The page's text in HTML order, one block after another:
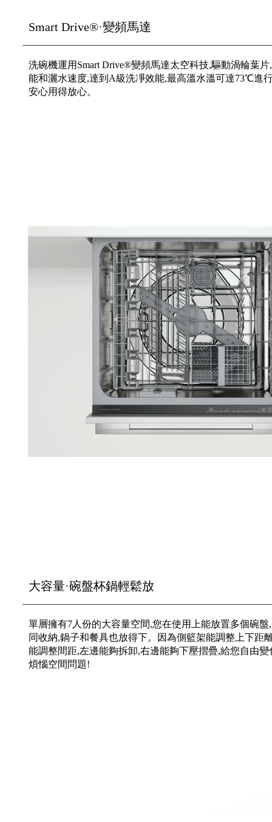
Smart Drive®·變頻馬達
洗碗機運用Smart Drive®變頻馬達太空科技,驅動渦輪葉
能和灑水速度,達到A級洗凈效能,最高溫水溫可達73℃進
安心用得放心。
大容量·碗盤杯鍋輕鬆放
單層擁有7人份的大容量空間,您在使用上能放置多個碗
同收納,鍋子和餐具也放得下。因為側籃架能調整上下距
能調整間距,左邊能夠拆卸,右邊能夠下壓摺疊,給您自由
煩惱空間問題!